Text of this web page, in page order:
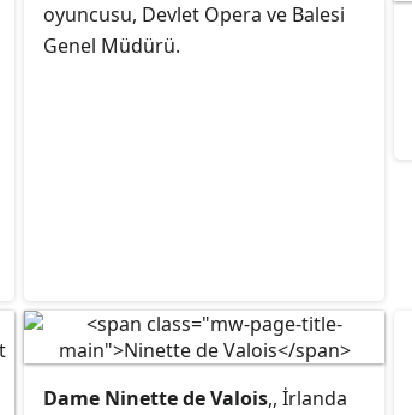
oyuncusu, Devlet Opera ve Balesi
Genel Müdürü.
Dame Ninette de Valois,, İrlanda